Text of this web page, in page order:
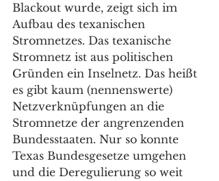
Blackout wurde, zeigt sich im
Aufbau des texanischen
Stromnetzes. Das texanische
Stromnetz ist aus politischen
Gründen ein Inselnetz. Das heißt
es gibt kaum (nennenswerte)
Netzverknüpfungen an die
Stromnetze der angrenzenden
Bundesstaaten. Nur so konnte
Texas Bundesgesetze umgehen
und die Deregulierung so weit